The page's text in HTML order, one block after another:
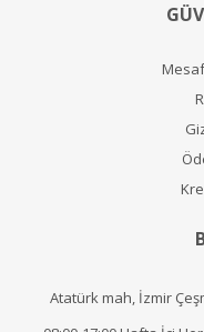
Atatürk mah, İzmir